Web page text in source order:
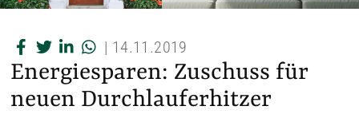
| 14.11.2019
Energiesparen: Zuschuss für
neuen Durchlauferhitzer